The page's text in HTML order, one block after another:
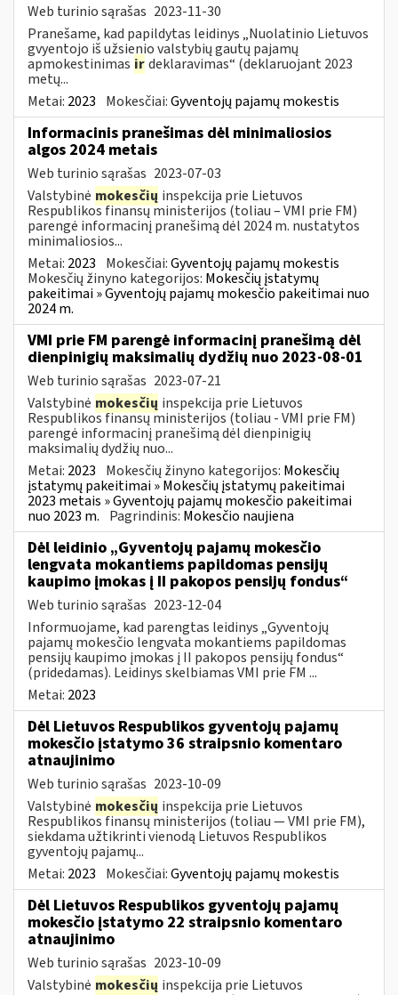
Web turinio sąrašas 2023-11-30
Pranešame, kad papildytas leidinys „Nuolatinio Lietuvos
gvyentojo iš užsienio valstybių gautų pajamų
apmokestinimas irdeklaravimas“ (deklaruojant 2023
metų...
Metai: 2023 Mokesčiai:Gyventojų pajamų mokestis
Informacinis pranešimas dėl minimaliosios
algos 2024 metais
Web turinio sąrašas 2023-07-03
Valstybinė mokesčių inspekcija prie Lietuvos
Respublikos finansų ministerijos (toliau – VMI prie FM)
parengė informacinį pranešimą dėl 2024 m. nustatytos
minimaliosios...
Metai: 2023 Mokesčiai:Gyventojų pajamų mokestis
Mokesčių žinyno kategorijos: Mokesčių įstatymų
pakeitimai » Gyventojų pajamų mokesčio pakeitimai nuo
2024 m.
VMI prie FM parengė informacinį pranešimą dėl
dienpinigių maksimalių dydžių nuo 2023-08-01
Web turinio sąrašas 2023-07-21
Valstybinė mokesčių inspekcija prie Lietuvos
Respublikos finansų ministerijos (toliau - VMI prie FM)
parengė informacinį pranešimą dėl dienpinigių
maksimalių dydžių nuo...
Metai: 2023 Mokesčių žinyno kategorijos: Mokesčių
įstatymų pakeitimai » Mokesčių įstatymų pakeitimai
2023 metais » Gyventojų pajamų mokesčio pakeitimai
nuo 2023 m. Pagrindinis: Mokesčio naujiena
Dėl leidinio „Gyventojų pajamų mokesčio
lengvata mokantiems papildomas pensijų
kaupimo įmokas į II pakopos pensijų fondus“
Web turinio sąrašas 2023-12-04
Informuojame, kad parengtas leidinys „Gyventojų
pajamų mokesčio lengvata mokantiems papildomas
pensijų kaupimo įmokas į II pakopos pensijų fondus“
(pridedamas). Leidinys skelbiamas VMI prie FM ...
Metai: 2023
Dėl Lietuvos Respublikos gyventojų pajamų
mokesčio įstatymo 36 straipsnio komentaro
atnaujinimo
Web turinio sąrašas 2023-10-09
Valstybinė mokesčių inspekcija prie Lietuvos
Respublikos finansų ministerijos (toliau — VMI prie FM),
siekdama užtikrinti vienodą Lietuvos Respublikos
gyventojų pajamų...
Metai: 2023 Mokesčiai:Gyventojų pajamų mokestis
Dėl Lietuvos Respublikos gyventojų pajamų
mokesčio įstatymo 22 straipsnio komentaro
atnaujinimo
Web turinio sąrašas 2023-10-09
Valstybinė mokesčių inspekcija prie Lietuvos